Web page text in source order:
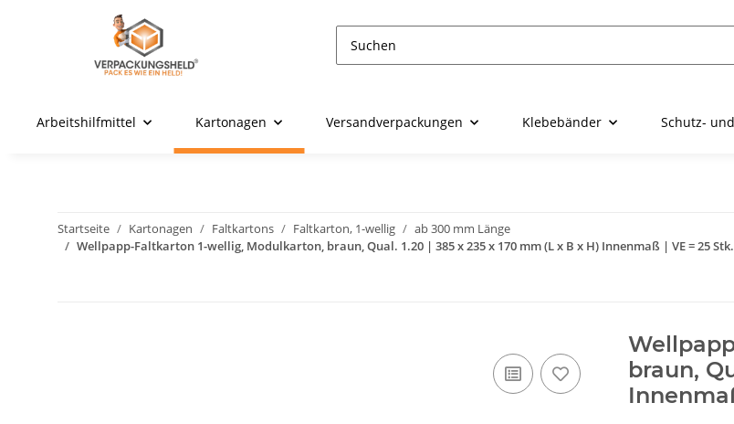
Arbeitshilfmittel Kartonagen Versandverpackungen Klebebänder Schutz-
Startseite Kartonagen Faltkartons Faltkarton, 1-wellig
ab 300 mm Länge
Wellpapp-Faltkarton 1-wellig, Modulkarton, braun, Qual. 1.20 | 385 x 235 x 170 mm (L x B x H) Innenmaß | VE = 25 Stk.
braun,